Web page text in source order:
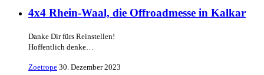
4x4 Rhein-Waal, die Offroadmesse in Kalkar
Danke Dir fürs Reinstellen!
Hoffentlich denke…
Zoetrope 30. Dezember 2023